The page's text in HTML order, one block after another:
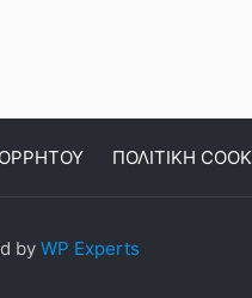
ΠΟΛΙΤΙΚΗ
by WP Experts